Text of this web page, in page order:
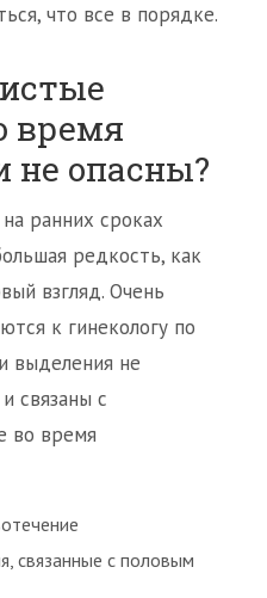
что все в порядке.
время
не опасны?
ранних сроках
редкость, как
взгляд. Очень
к гинекологу по
выделения не
связаны с
во время
связанные с половым